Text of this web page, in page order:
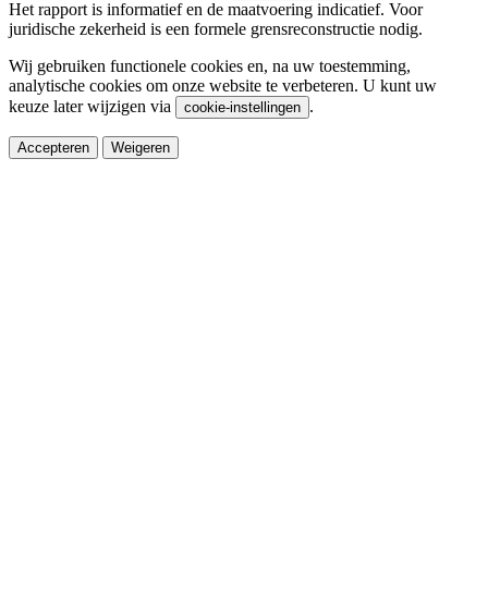
Het rapport is informatief en de maatvoering indicatief. Voor
juridische zekerheid is een formele grensreconstructie nodig.
Wij gebruiken functionele cookies en, na uw toestemming,
analytische cookies om onze website te verbeteren. U kunt uw
keuze later wijzigen via
cookie-instellingen .
Accepteren Weigeren